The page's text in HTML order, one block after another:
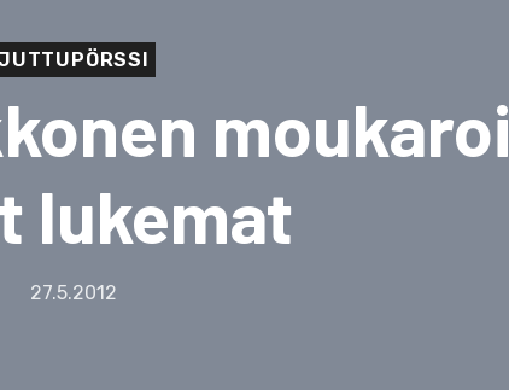
moukaroi
lukemat
27.5.2012